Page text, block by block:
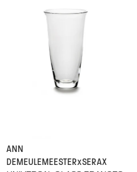
ANN
DEMEULEMEESTER×SERAX